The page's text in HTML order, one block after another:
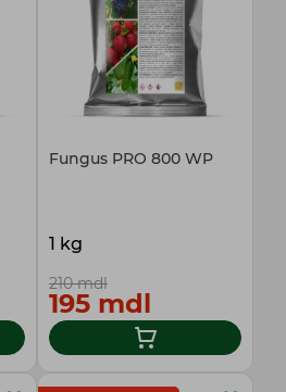
Fungus PRO 800 WP
1 kg
210 mdl
195 mdl